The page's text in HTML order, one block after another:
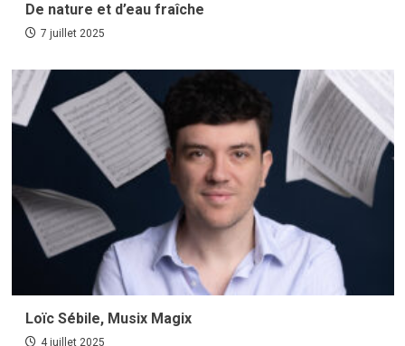
De nature et d’eau fraîche
7 juillet 2025
Loïc Sébile, Musix Magix
4 juillet 2025